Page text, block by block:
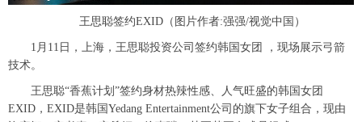
王思聪签约EXID（图片作者:强强/视觉中国）
1月11日，上海，王思聪投资公司签约韩国女团 ，现场展示弓箭
技术。
王思聪“香蕉计划”签约身材热辣性感、人气旺盛的韩国女团
EXID，EXID是韩国Yedang Entertainment公司的旗下女子组合，现由